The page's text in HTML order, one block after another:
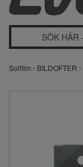
Solfilm BILDOFTER